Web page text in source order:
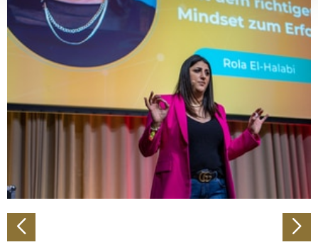
verarbeitet werden, und legen Sie Ihre Präferenzen im
Abschnitt Einzelheiten
fest.
Wir verwenden Cookies, um Inhalte und Anzeigen zu
personalisieren, Funktionen für soziale Medien anbieten
zu können und die Zugriffe auf unsere Website zu
analysieren. Außerdem geben wir Informationen zu Ihrer
Verwendung unserer Website an unsere Partner für
soziale Medien, Werbung und Analysen weiter. Unsere
Partner führen diese Informationen möglicherweise mit
weiteren Daten zusammen, die Sie ihnen bereitgestellt
haben oder die sie im Rahmen Ihrer Nutzung der Dienste
gesammelt haben.